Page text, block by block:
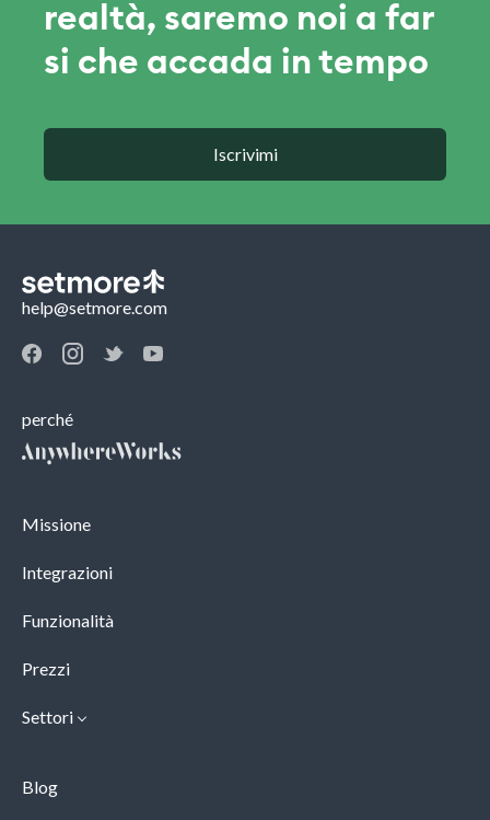
realtà, saremo noi a far
si che accada in tempo
Iscrivimi
help@setmore.com
perché
Missione
Integrazioni
Funzionalità
Prezzi
Settori
Blog